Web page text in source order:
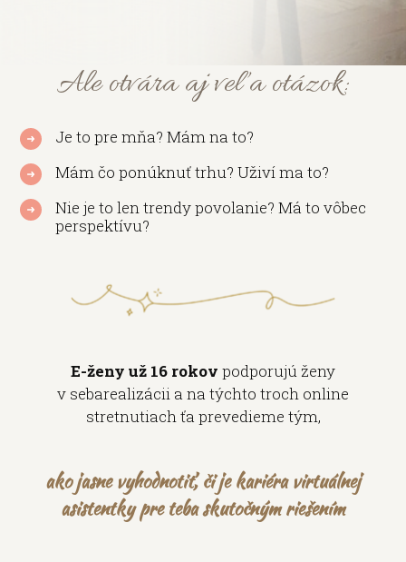
Ale otvára aj veľa otázok:
Je to pre mňa? Mám na to?
Mám čo ponúknuť trhu? Uživí ma to?
Nie je to len trendy povolanie? Má to vôbec
perspektívu?
E-ženy už 16 rokov podporujú ženy
v sebarealizácii a na týchto troch online
stretnutiach ťa prevedieme tým,
ako jasne vyhodnotiť, či je kariéra virtuálnej
asistentky pre teba skutočným riešením